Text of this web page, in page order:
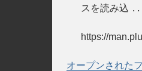
スを読み込
https://
オープンされた